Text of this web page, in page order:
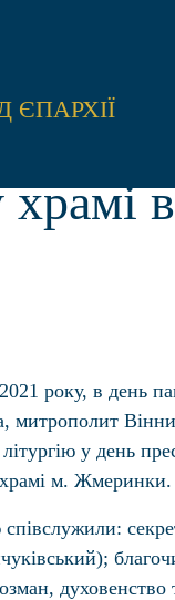
ЄПАРХІЇ
храмі
року, в день
митрополит
у день
м. Жмеринки.
духовенство